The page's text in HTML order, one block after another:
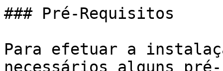
### Pré-Requisitos
Para efetuar a
necessários alguns